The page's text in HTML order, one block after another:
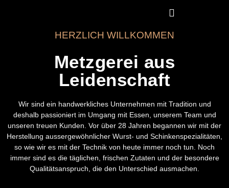
HERZLICH WILLKOMMEN
Metzgerei aus
Leidenschaft
Wir sind ein handwerkliches Unternehmen mit Tradition und
deshalb passioniert im Umgang mit Essen, unserem Team und
unseren treuen Kunden. Vor über 28 Jahren begannen wir mit der
Herstellung aussergewöhnlicher Wurst- und Schinkenspezialitäten,
so wie wir es mit der Technik von heute immer noch tun. Noch
immer sind es die täglichen, frischen Zutaten und der besondere
Qualitätsanspruch, die den Unterschied ausmachen.